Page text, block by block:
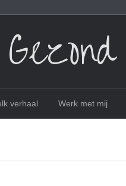
verhaal Werk met mij